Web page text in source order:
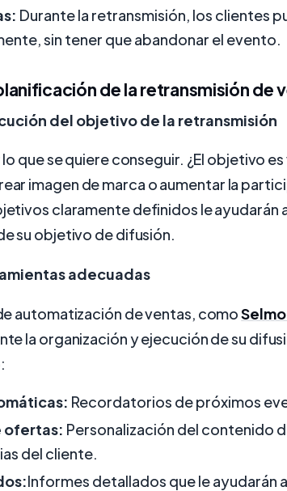
Durante la retransmisión, los clientes
sin tener que abandonar el evento.
de la retransmisión de
del objetivo de la retransmisión
que se quiere conseguir. ¿El objetivo
imagen de marca o aumentar la
claramente definidos le ayudarán
su objetivo de difusión.
adecuadas
automatización de ventas, como
la organización y ejecución de su
Recordatorios de próximos
ofertas: Personalización del contenido
del cliente.
Informes detallados que le ayudarán